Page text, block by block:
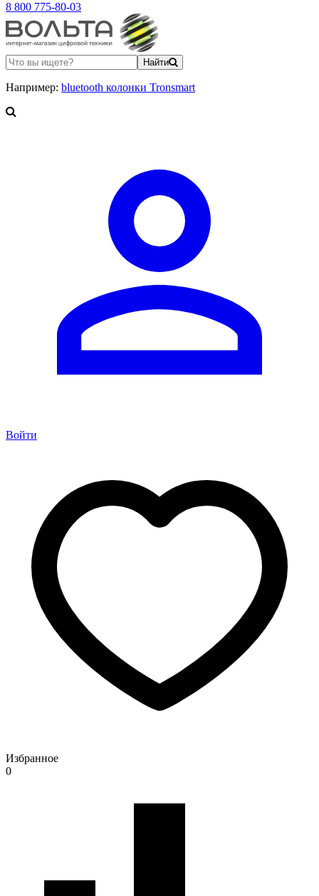
8 800 775-80-03
Найти
Например: bluetooth колонки Tronsmart
Войти
Избранное
0